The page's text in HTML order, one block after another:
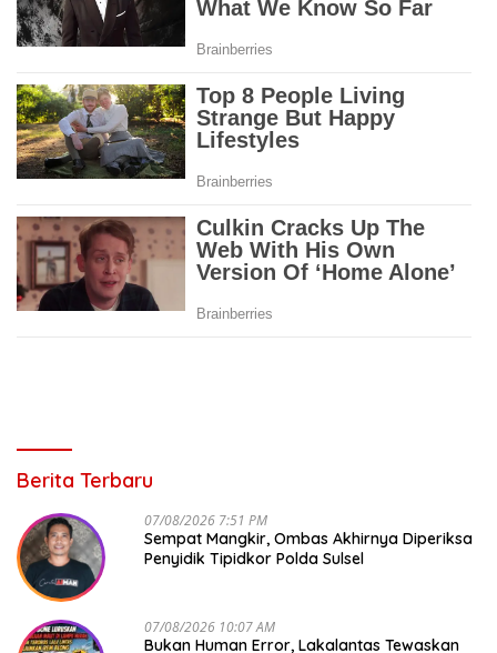
Berita Terbaru
07/08/2026 7:51 PM
Sempat Mangkir, Ombas Akhirnya Diperiksa
Penyidik Tipidkor Polda Sulsel
07/08/2026 10:07 AM
Bukan Human Error, Lakalantas Tewaskan